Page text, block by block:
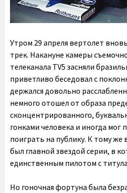
Утром 29 апреля вертолет
трек. Накануне камеры
телеканала TV5 засняли
приветливо беседовал с
держался довольно
немного отошел от образа
сконцентрированного,
гонками человека и иногда мог
поиграть на публику. К тому же
был главной звездой серии, в
единственным пилотом с
Но гоночная фортуна была